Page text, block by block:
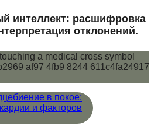
интеллект: расшифровка
отклонений.